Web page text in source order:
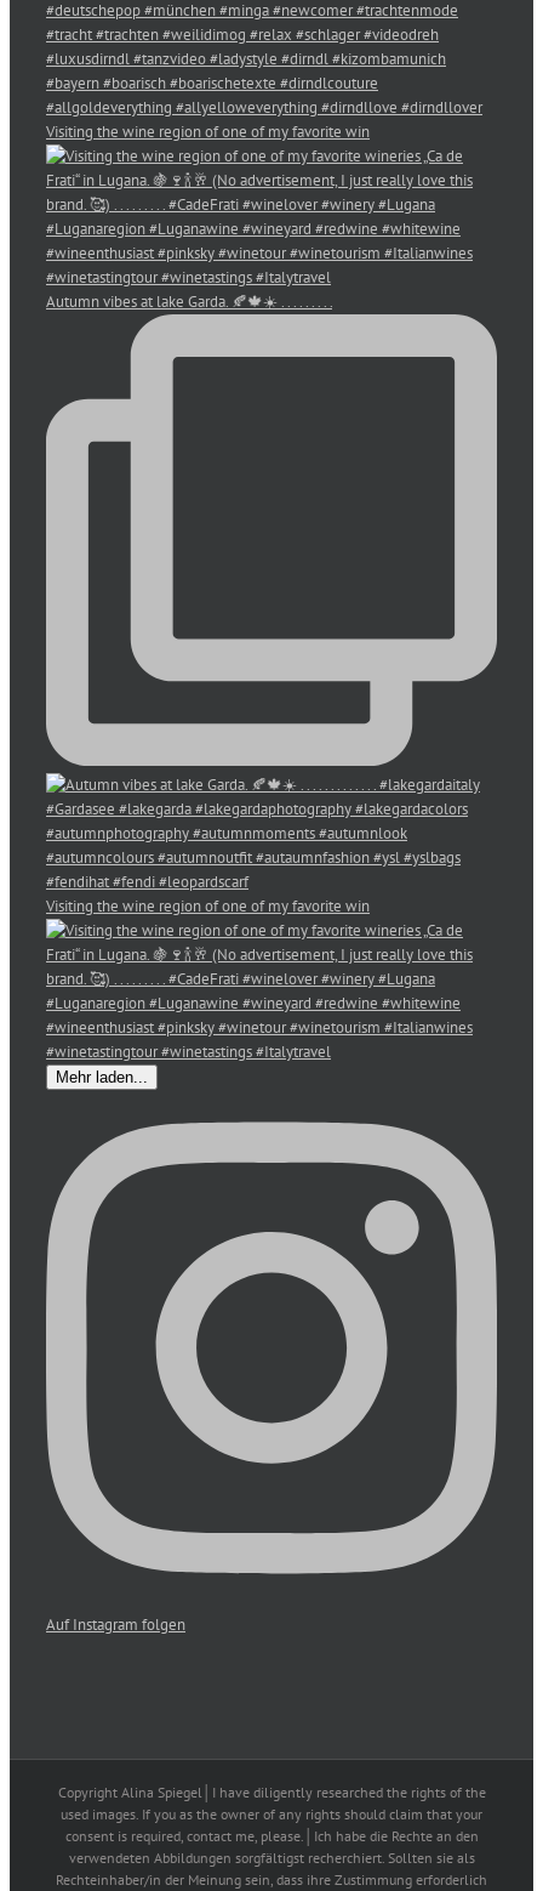
Visiting the wine region of one of my favorite win
Autumn vibes at lake Garda. 🍂🍁☀️ . . . . . . . . .
Visiting the wine region of one of my favorite win
Mehr laden...
Auf Instagram folgen
Copyright Alina Spiegel│I have diligently researched the rights of the
used images. If you as the owner of any rights should claim that your
consent is required, contact me, please.│Ich habe die Rechte an den
verwendeten Abbildungen sorgfältigst recherchiert. Sollten sie als
Rechteinhaber/in der Meinung sein, dass ihre Zustimmung erforderlich